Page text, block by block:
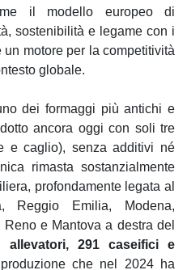
il modello europeo di
sostenibilità e legame con i
motore per la competitività
globale.
dei formaggi più antichi e
ancora oggi con soli tre
e caglio), senza additivi né
rimasta sostanzialmente
profondamente legata al
Reggio Emilia, Modena,
e Mantova a destra del
allevatori, 291 caseifici e
che nel 2024 ha